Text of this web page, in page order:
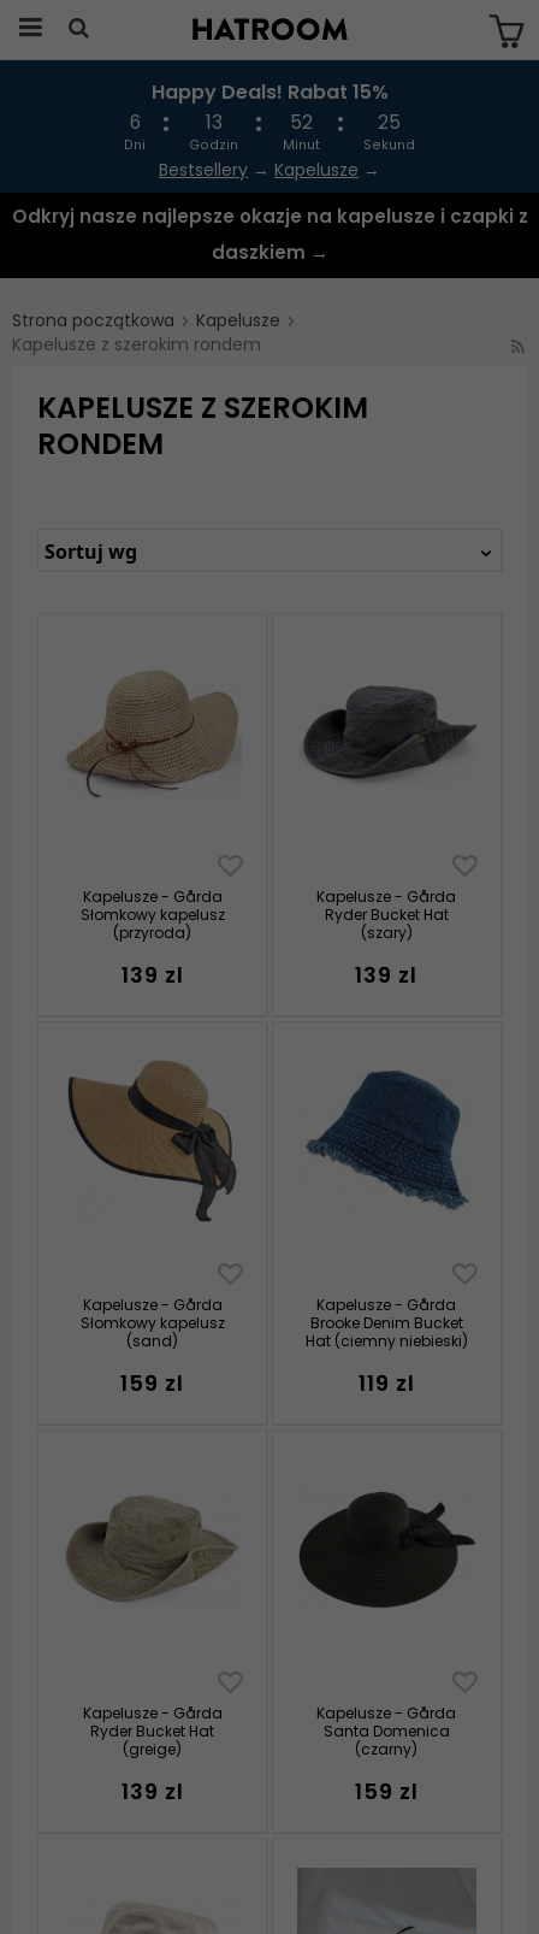
Produkten har blivit tillagd i varukorgen
Happy Deals! Rabat 15%
6
Dni
13
Godzin
52
Minut
24
Sekund
Bestsellery → Kapelusze →
Odkryj nasze najlepsze okazje na kapelusze i czapki z
daszkiem →
Strona początkowa
Kapelusze
Kapelusze z szerokim rondem
KAPELUSZE Z SZEROKIM
RONDEM
Sortuj wg
Kapelusze - Gårda
Słomkowy kapelusz
(przyroda)
139 zl
Kapelusze - Gårda
Ryder Bucket Hat
(szary)
139 zl
Kapelusze - Gårda
Słomkowy kapelusz
(sand)
159 zl
Kapelusze - Gårda
Brooke Denim Bucket
Hat (ciemny niebieski)
119 zl
Kapelusze - Gårda
Ryder Bucket Hat
(greige)
139 zl
Kapelusze - Gårda
Santa Domenica
(czarny)
159 zl